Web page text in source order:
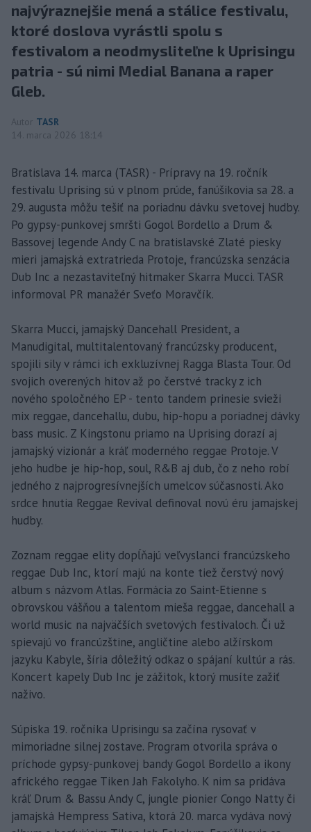
najvýraznejšie mená a stálice festivalu,
ktoré doslova vyrástli spolu s
festivalom a neodmysliteľne k Uprisingu
patria - sú nimi Medial Banana a raper
Gleb.
Autor TASR
14. marca 2026 18:14
Bratislava 14. marca (TASR) - Prípravy na 19. ročník
festivalu Uprising sú v plnom prúde, fanúšikovia sa 28. a
29. augusta môžu tešiť na poriadnu dávku svetovej hudby.
Po gypsy-punkovej smršti Gogol Bordello a Drum &
Bassovej legende Andy C na bratislavské Zlaté piesky
mieri jamajská extratrieda Protoje, francúzska senzácia
Dub Inc a nezastaviteľný hitmaker Skarra Mucci. TASR
informoval PR manažér Sveťo Moravčík.
Skarra Mucci, jamajský Dancehall President, a
Manudigital, multitalentovaný francúzsky producent,
spojili sily v rámci ich exkluzívnej Ragga Blasta Tour. Od
svojich overených hitov až po čerstvé tracky z ich
nového spoločného EP - tento tandem prinesie svieži
mix reggae, dancehallu, dubu, hip-hopu a poriadnej dávky
bass music. Z Kingstonu priamo na Uprising dorazí aj
jamajský vizionár a kráľ moderného reggae Protoje. V
jeho hudbe je hip-hop, soul, R&B aj dub, čo z neho robí
jedného z najprogresívnejších umelcov súčasnosti. Ako
srdce hnutia Reggae Revival definoval novú éru jamajskej
hudby.
Zoznam reggae elity dopĺňajú veľvyslanci francúzskeho
reggae Dub Inc, ktorí majú na konte tiež čerstvý nový
album s názvom Atlas. Formácia zo Saint-Etienne s
obrovskou vášňou a talentom mieša reggae, dancehall a
world music na najväčších svetových festivaloch. Či už
spievajú vo francúzštine, angličtine alebo alžírskom
jazyku Kabyle, šíria dôležitý odkaz o spájaní kultúr a rás.
Koncert kapely Dub Inc je zážitok, ktorý musíte zažiť
naživo.
Súpiska 19. ročníka Uprisingu sa začína rysovať v
mimoriadne silnej zostave. Program otvorila správa o
príchode gypsy-punkovej bandy Gogol Bordello a ikony
afrického reggae Tiken Jah Fakolyho. K nim sa pridáva
kráľ Drum & Bassu Andy C, jungle pionier Congo Natty či
jamajská Hempress Sativa, ktorá 20. marca vydáva nový